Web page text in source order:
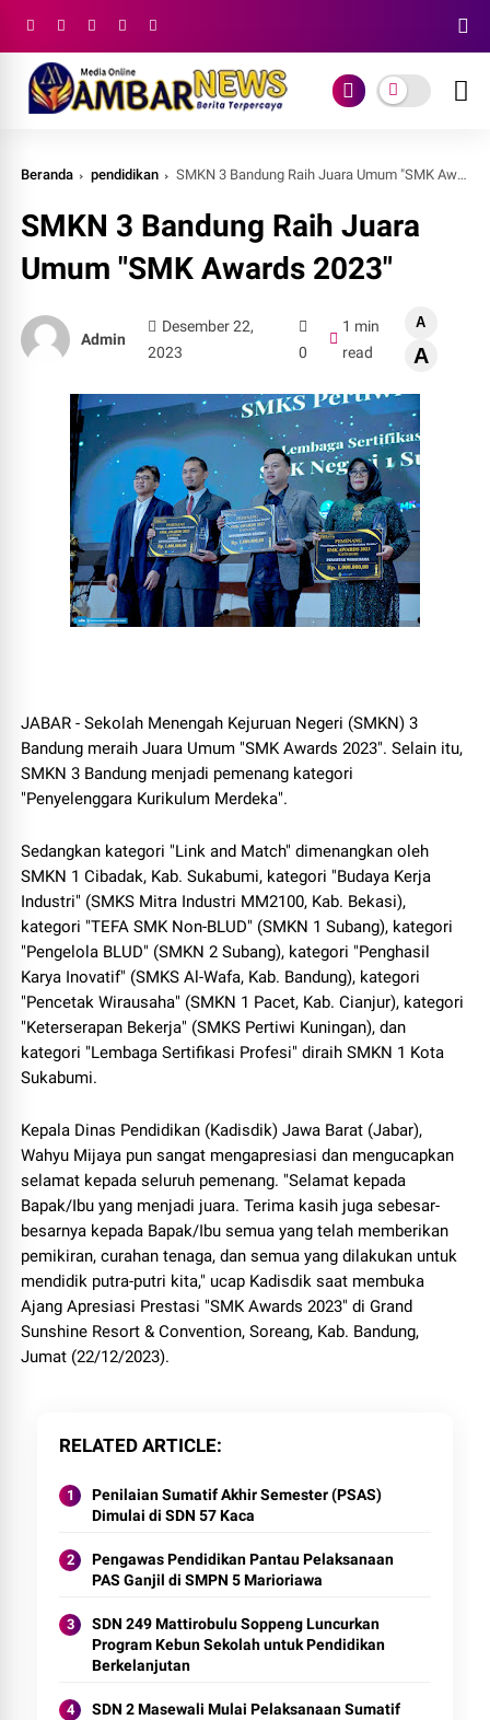
Beranda pendidikan SMKN 3 Bandung Raih Juara Umum "SMK Awards 2023"
SMKN 3 Bandung Raih Juara
Umum "SMK Awards 2023"
Admin
Desember 22,
2023
0
1 min
read
A
A
JABAR - Sekolah Menengah Kejuruan Negeri (SMKN) 3
Bandung meraih Juara Umum "SMK Awards 2023". Selain itu,
SMKN 3 Bandung menjadi pemenang kategori
"Penyelenggara Kurikulum Merdeka".
Sedangkan kategori "Link and Match" dimenangkan oleh
SMKN 1 Cibadak, Kab. Sukabumi, kategori "Budaya Kerja
Industri" (SMKS Mitra Industri MM2100, Kab. Bekasi),
kategori "TEFA SMK Non-BLUD" (SMKN 1 Subang), kategori
"Pengelola BLUD" (SMKN 2 Subang), kategori "Penghasil
Karya Inovatif" (SMKS Al-Wafa, Kab. Bandung), kategori
"Pencetak Wirausaha" (SMKN 1 Pacet, Kab. Cianjur), kategori
"Keterserapan Bekerja" (SMKS Pertiwi Kuningan), dan
kategori "Lembaga Sertifikasi Profesi" diraih SMKN 1 Kota
Sukabumi.
Kepala Dinas Pendidikan (Kadisdik) Jawa Barat (Jabar),
Wahyu Mijaya pun sangat mengapresiasi dan mengucapkan
selamat kepada seluruh pemenang. "Selamat kepada
Bapak/Ibu yang menjadi juara. Terima kasih juga sebesar-
besarnya kepada Bapak/Ibu semua yang telah memberikan
pemikiran, curahan tenaga, dan semua yang dilakukan untuk
mendidik putra-putri kita," ucap Kadisdik saat membuka
Ajang Apresiasi Prestasi "SMK Awards 2023" di Grand
Sunshine Resort & Convention, Soreang, Kab. Bandung,
Jumat (22/12/2023).
RELATED ARTICLE
Penilaian Sumatif Akhir Semester (PSAS)
Dimulai di SDN 57 Kaca
Pengawas Pendidikan Pantau Pelaksanaan
PAS Ganjil di SMPN 5 Marioriawa
SDN 249 Mattirobulu Soppeng Luncurkan
Program Kebun Sekolah untuk Pendidikan
Berkelanjutan
SDN 2 Masewali Mulai Pelaksanaan Sumatif